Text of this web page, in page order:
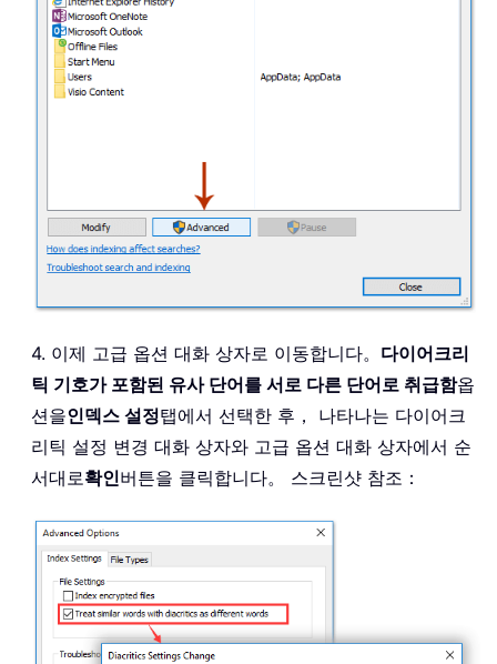
4. 이제 고급 옵션 대화 상자로 이동합니다。 다이어크리
틱 기호가 포함된 유사 단어를 서로 다른 단어로 취급함옵
션을인덱스 설정탭에서 선택한 후， 나타나는 다이어크
리틱 설정 변경 대화 상자와 고급 옵션 대화 상자에서 순
서대로확인버튼을 클릭합니다。 스크린샷 참조：